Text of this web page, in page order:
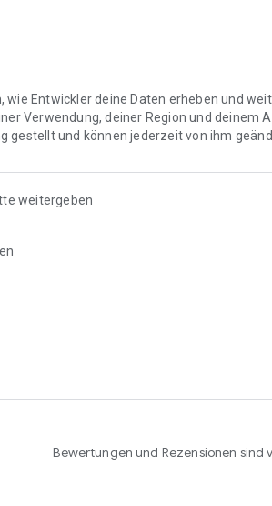
wurden, sind sie korrekt nach Datum
einfach aus:
)
die Videos zwischen
und einfach um.
Entwickler deine Daten erheben und
Verwendung, deiner Region und deinem
und können jederzeit von ihm
weitergeben
Bewertungen und Rezensionen sind